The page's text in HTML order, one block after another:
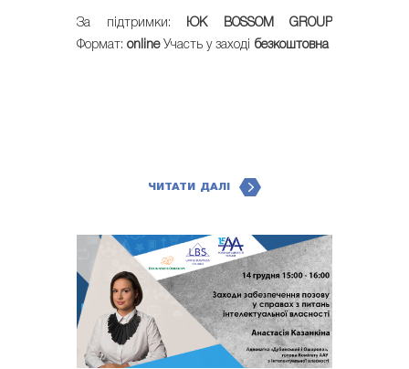
За підтримки: ЮК BOSSOM GROUP
Формат: onlineУчасть у заході безкоштовна
ЧИТАТИ ДАЛІ